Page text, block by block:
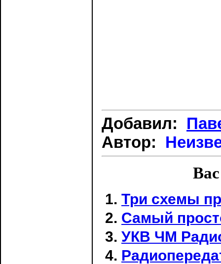
Добавил:
Автор:
Три схемы
Самый
УКВ ЧМ